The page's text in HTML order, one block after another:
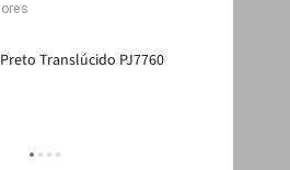
Translúcido PJ7760